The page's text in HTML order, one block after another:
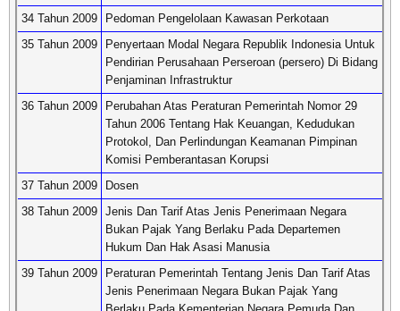
34 Tahun 2009
Pedoman Pengelolaan Kawasan Perkotaan
35 Tahun 2009
Penyertaan Modal Negara Republik Indonesia Untuk
Pendirian Perusahaan Perseroan (persero) Di Bidang
Penjaminan Infrastruktur
36 Tahun 2009
Perubahan Atas Peraturan Pemerintah Nomor 29
Tahun 2006 Tentang Hak Keuangan, Kedudukan
Protokol, Dan Perlindungan Keamanan Pimpinan
Komisi Pemberantasan Korupsi
37 Tahun 2009
Dosen
38 Tahun 2009 Jenis Dan Tarif Atas Jenis Penerimaan Negara
Bukan Pajak Yang Berlaku Pada Departemen
Hukum Dan Hak Asasi Manusia
39 Tahun 2009
Peraturan Pemerintah Tentang Jenis Dan Tarif Atas
Jenis Penerimaan Negara Bukan Pajak Yang